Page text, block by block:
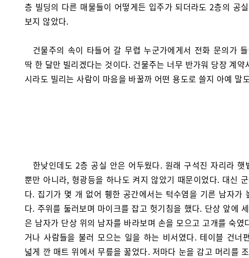
층 빌딩의 다른 매물들이 어떻게든 입주가 되더라도 2층의 공
보지 않았다.
건물주의 속이 타들어 갈 무렵 누군가에게서 전화 문의가
딱 한 달만 빌리겠다는 것이다. 건물주는 너무 반가워 당장 계약
시라도 빌리는 사람이 마음을 바꿀까 어떤 용도로 쓸지 아예 말
한낮인데도 2층 공실 안은 어두웠다. 원래 구석진 자리라 햇
뿐만 아니라, 형광등을 하나도 켜지 않았기 때문이었다. 대신
다. 집기가 몇 개 없어 휑한 공간에서는 턱수염을 기른 남자가
다. 주위를 둘러보며 마이크를 잡고 헛기침을 했다. 단상 앞에
은 남자가 단상 위의 남자를 바라보며 손을 모으고 고개를 숙였
거나 사람들을 불러 모으는 일을 하는 비서였다. 테이블 건너
넓게 깐 매트 위에서 무릎을 꿇었다. 저마다 눈을 감고 머리를